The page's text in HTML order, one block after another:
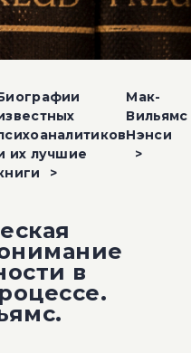
их лучшие
Мак-
Вильямс
Нэнси
в